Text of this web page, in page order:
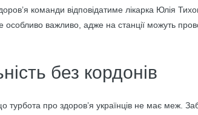
команди відповідатиме лікарка Юлія
особливо важливо, адже на станції можуть
без кордонів
про здоров’я українців не має меж.